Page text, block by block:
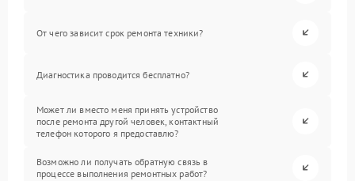
От чего зависит срок ремонта техники?
Диагностика проводится бесплатно?
Может ли вместо меня принять устройство
после ремонта другой человек, контактный
телефон которого я предоставлю?
Возможно ли получать обратную связь в
процессе выполнения ремонтных работ?